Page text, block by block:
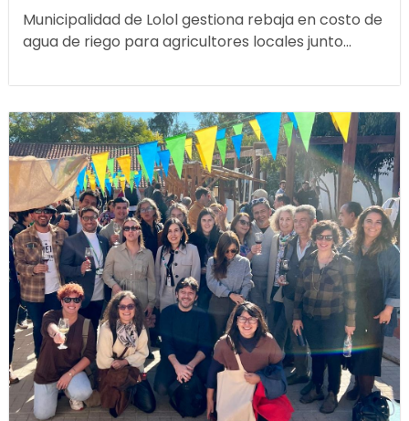
Municipalidad de Lolol gestiona rebaja en costo de
agua de riego para agricultores locales junto...